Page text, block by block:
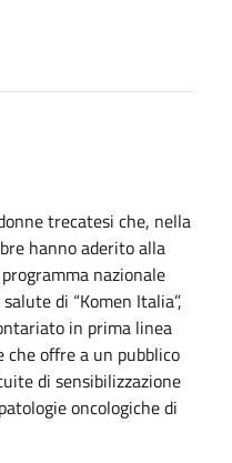
trecatesi che, nella
hanno aderito alla
nazionale
di “Komen Italia”,
in prima linea
offre a un pubblico
di sensibilizzazione
oncologiche di